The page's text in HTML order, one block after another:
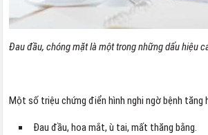
Đau đầu, chóng mặt là một trong những dấu hiệu
Một số triệu chứng điển hình nghi ngờ bệnh tăng
Đau đầu, hoa mắt, ù tai, mất thăng bằng.